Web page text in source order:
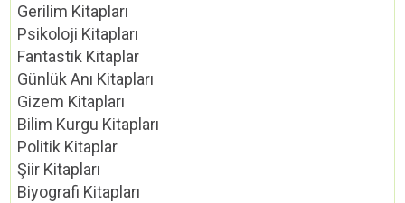
Gerilim Kitapları
Psikoloji Kitapları
Fantastik Kitaplar
Günlük Anı Kitapları
Gizem Kitapları
Bilim Kurgu Kitapları
Politik Kitaplar
Şiir Kitapları
Biyografi Kitapları